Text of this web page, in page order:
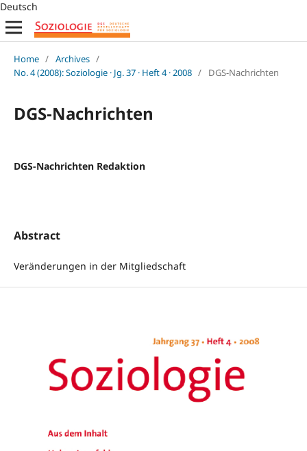
Deutsch
Home / Archives /
No. 4 (2008): Soziologie · Jg. 37 · Heft 4 · 2008 / DGS-Nachrichten
DGS-Nachrichten
DGS-Nachrichten Redaktion
Abstract
Veränderungen in der Mitgliedschaft